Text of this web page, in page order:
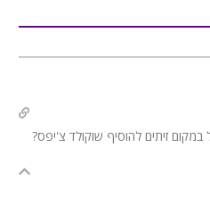
זיתים להוסיף שוקולד צ'יפס?